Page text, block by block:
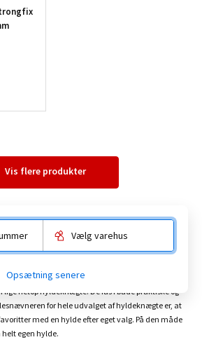
Vis flere produkter
at bære en hylde, og her hos BAUHAUS har vi et
netop hyldeknægte. De fås i både praktiske og
for hele udvalget af hyldeknægte er, at
med en hylde efter eget valg. På den måde
egen hylde.
Vælg varehus
Opsætning senere